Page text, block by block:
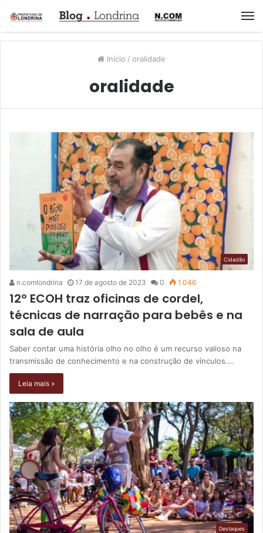
Início / oralidade
oralidade
Cidadão
n.comlondrina 17 de agosto de 2023 0 1.046
12º ECOH traz oficinas de cordel,
técnicas de narração para bebês e na
sala de aula
Saber contar uma história olho no olho é um recurso valioso na
transmissão de conhecimento e na construção de vínculos.…
Leia mais »
Destaques